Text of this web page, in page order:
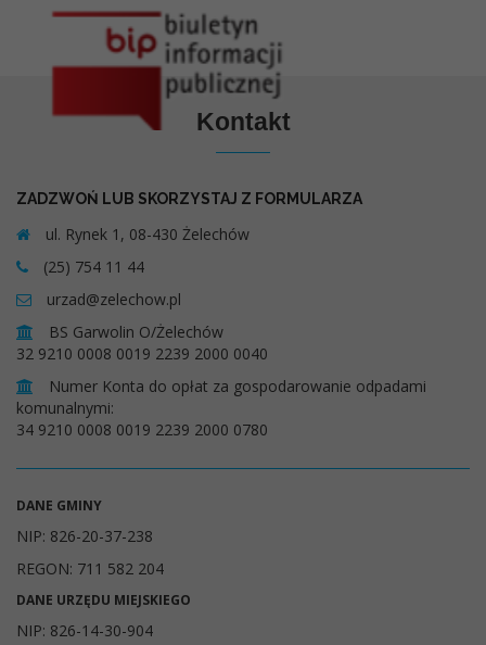
Kontakt
ZADZWOŃ LUB SKORZYSTAJ Z FORMULARZA
ul. Rynek 1, 08-430 Żelechów
(25) 754 11 44
urzad@zelechow.pl
BS Garwolin O/Żelechów
32 9210 0008 0019 2239 2000 0040
Numer Konta do opłat za gospodarowanie odpadami
komunalnymi:
34 9210 0008 0019 2239 2000 0780
DANE GMINY
NIP: 826-20-37-238
REGON: 711 582 204
DANE URZĘDU MIEJSKIEGO
NIP: 826-14-30-904